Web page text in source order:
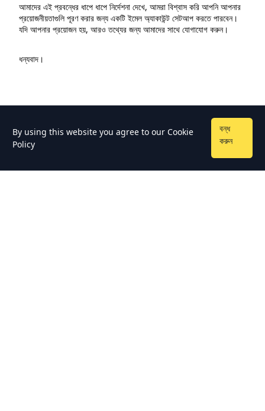
আমাদের এই প্রবন্ধের ধাপে ধাপে নির্দেশনা দেখে, আমরা বিশ্বাস করি আপনি আপনার
প্রয়োজনীয়তাগুলি পূরণ করার জন্য একটি ইমেল অ্যাকাউন্ট সেটআপ করতে পারবেন।
যদি আপনার প্রয়োজন হয়, আরও তথ্যের জন্য আমাদের সাথে যোগাযোগ করুন।
ধন্যবাদ।
By using this website you agree to our Cookie
Policy
বন্ধ
করুন